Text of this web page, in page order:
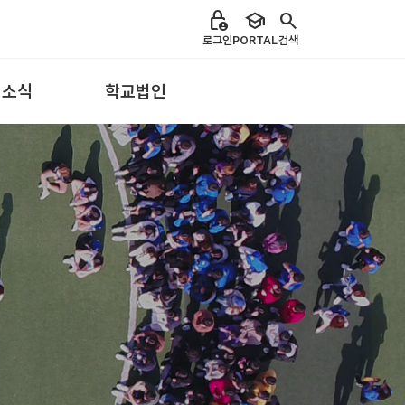
lock_person
로그인
school
PORTAL
search
검색
식 학교법인